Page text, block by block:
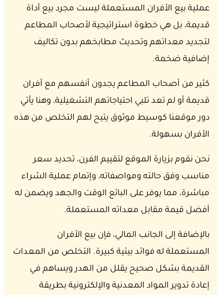
عملية بيع الأفران المستعملة ليست مجرد بيع أداة
قديمة، بل هي خطوة استراتيجية لأصحاب المطاعم
لتجديد معداتهم وتحديث مطابخهم بدون تكاليف
إضافية ضخمة.
كثير من أصحاب المطاعم يجدون أنفسهم مع أفران
قديمة أو لم تعد تلبي احتياجاتهم التشغيلية، وهنا يأتي
دور موقعنا كوسيط موثوق يتيح لهم التخلص من هذه
الأفران بسهولة.
نحن نقوم بزيارة الموقع لتقييم الفرن، تحديد سعر
مناسب وفق حالته ومواصفاته، وإتمام عملية الشراء
مباشرة، مما يوفر على البائع الوقت والجهد ويضمن له
أفضل قيمة مقابل معداته المستعملة.
بالإضافة إلى الجانب المالي، فإن بيع الأفران
المستعملة له فوائد بيئية كبيرة. التخلص من المعدات
القديمة بشكل صحيح يقلل من الهدر ويساهم في
إعادة تدوير المواد المعدنية والإلكترونية بطريقة